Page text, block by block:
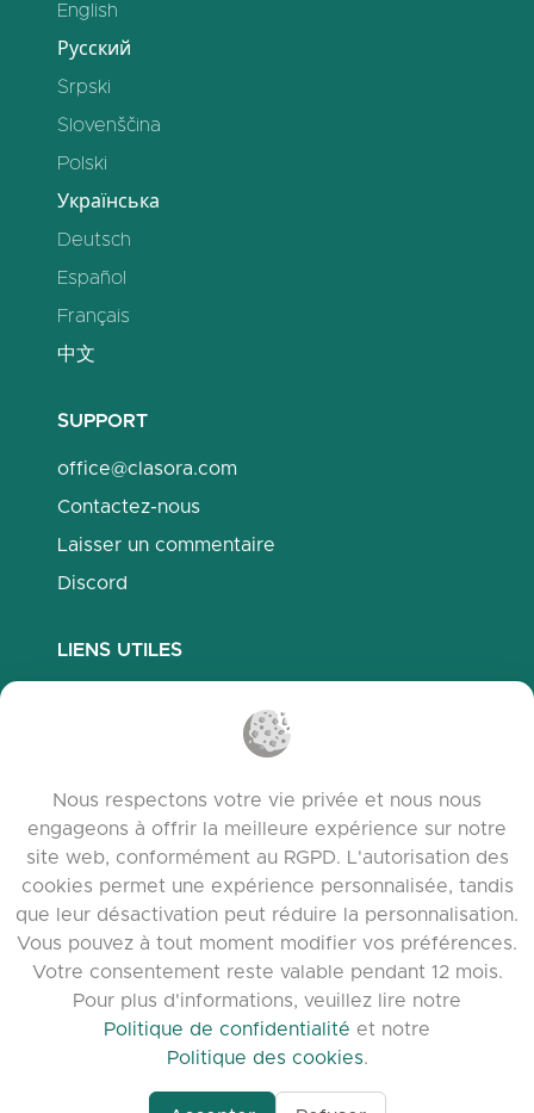
English
Русский
Srpski
Slovenščina
Polski
Українська
Deutsch
Español
Français
中文
SUPPORT
office@clasora.com
Contactez-nous
Laisser un commentaire
Discord
LIENS UTILES
Politique de confidentialité
Conditions d’utilisation
Notes de version
Nous respectons votre vie privée et nous nous
engageons à offrir la meilleure expérience sur notre
site web, conformément au RGPD. L'autorisation des
cookies permet une expérience personnalisée, tandis
que leur désactivation peut réduire la personnalisation.
Vous pouvez à tout moment modifier vos préférences.
Votre consentement reste valable pendant 12 mois.
Pour plus d'informations, veuillez lire notre
Politique de confidentialité et notre
Politique des cookies.